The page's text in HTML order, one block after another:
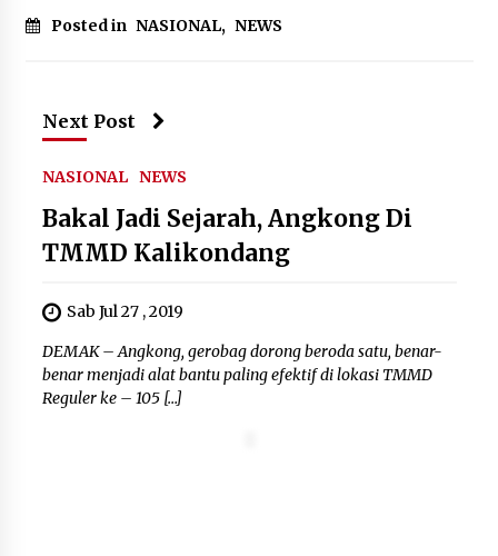
Kota Serang Bantu Bedah Rumah
Wali Kota Serang Budi Rustandi
Pemenang Sayembara Logo HUT ke-
19 Kota Serang
5 Agustus 2026
Kesiapsiagaan Hadapi Ancaman
Kebakaran Akibat Fenomena El Niño
Posted in NASIONAL, NEWS
Next Post
NASIONAL NEWS
Bakal Jadi Sejarah, Angkong Di
TMMD Kalikondang
Sab Jul 27 , 2019
DEMAK – Angkong, gerobag dorong beroda satu, benar-
benar menjadi alat bantu paling efektif di lokasi TMMD
Reguler ke – 105 […]